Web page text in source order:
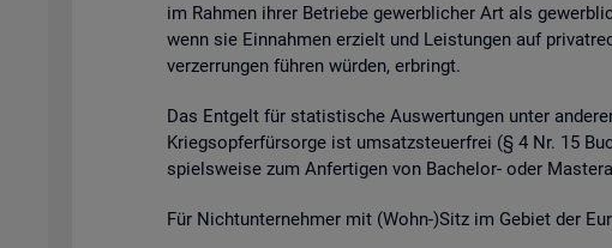
im Rah­men ihrer Be­trie­be ge­werb­li­cher Art als
wenn sie Ein­nah­men er­zielt und Leis­tun­gen auf
ver­zer­run­gen füh­ren wür­den, er­bringt.
Das Ent­gelt für sta­tis­ti­sche Aus­wer­tun­gen unter
Kriegs­op­fer­für­sor­ge ist um­satz­steu­er­frei (§ 4 Nr. 15
spiels­wei­se zum An­fer­ti­gen von Ba­che­lor- oder
Für Nicht­un­ter­neh­mer mit (Wohn-)Sitz im Ge­biet der